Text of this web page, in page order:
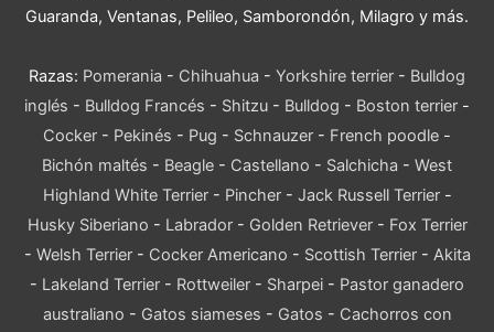
Guaranda, Ventanas, Pelileo, Samborondón, Milagro y más.
Razas: Pomerania - Chihuahua - Yorkshire terrier - Bulldog
inglés - Bulldog Francés - Shitzu - Bulldog - Boston terrier -
Cocker - Pekinés - Pug - Schnauzer - French poodle -
Bichón maltés - Beagle - Castellano - Salchicha - West
Highland White Terrier- Pincher- Jack Russell Terrier-
Husky Siberiano - Labrador- Golden Retriever- Fox Terrier
- Welsh Terrier- Cocker Americano - Scottish Terrier- Akita
- Lakeland Terrier - Rottweiler - Sharpei - Pastor ganadero
australiano - Gatos siameses - Gatos - Cachorros con